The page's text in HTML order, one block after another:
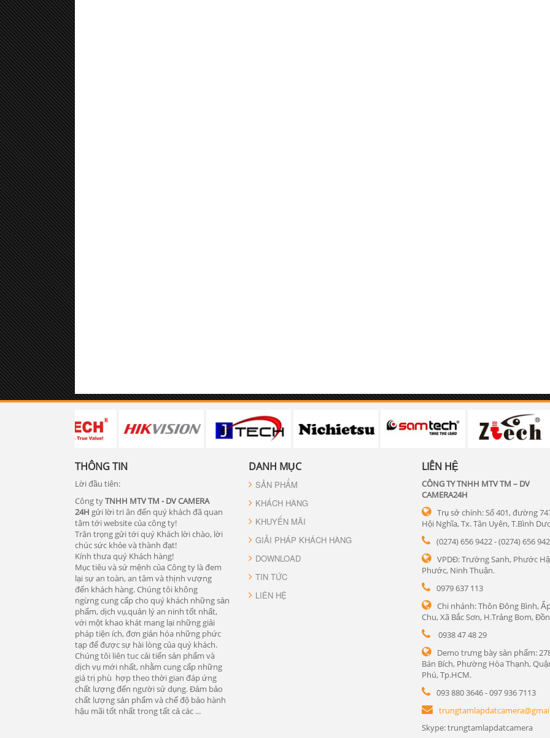
THÔNG TIN
Lời đầu tiên:
Công tyTNHH MTV TM - DV CAMERA
24H gửi lời tri ân đến quý khách đã quan
tâm tới website của công ty!
Trân trọng gửi tới quý Khách lời chào, lời
chúc sức khỏe và thành đạt!
Kính thưa quý Khách hàng!
Mục tiêu và sứ mệnh của Công ty là đem
lại sự an toàn, an tâm và thịnh vượng
đến khách hàng. Chúng tôi không
ngừng cung cấp cho quý khách những sản
phẩm, dịch vụ,quản lý an ninh tốt nhất,
với một khao khát mang lại những giải
pháp tiện ích, đơn giản hóa những phức
tạp để được sự hài lòng của quý khách.
Chúng tôi liên tuc cải tiến sản phẩm và
dịch vụ mới nhất, nhằm cung cấp những
giá trị phù hợp theo thời gian đáp ứng
chất lượng đến người sử dụng. Đảm bảo
chất lượng sản phẩm và chế độ bảo hành
hậu mãi tốt nhất trong tất cả các ...
DANH MỤC
SẢN PHẨM
KHÁCH HÀNG
KHUYẾN MÃI
GIẢI PHÁP KHÁCH HÀNG
DOWNLOAD
TIN TỨC
LIÊN HỆ
LIÊN HỆ
CÔNG TY TNHH MTV TM – DV
CAMERA24H
Trụ sở chính: Số 401, đường
Hội Nghĩa, Tx. Tân Uyên, T.Bình
(0274) 656 9422 - (0274) 656
VPDĐ: Trường Sanh, Phước
Phước, Ninh Thuận.
0979 637 113
Chi nhánh: Thôn Đông Bình,
Chu, Xã Bắc Sơn, H.Trảng Bom,
0938 47 48 29
Demo trưng bày sản phẩm:
Bán Bích, Phường Hòa Thạnh,
Phú, Tp.HCM.
093 880 3646 - 097 936 7113
Skype: trungtamlapdatcamera